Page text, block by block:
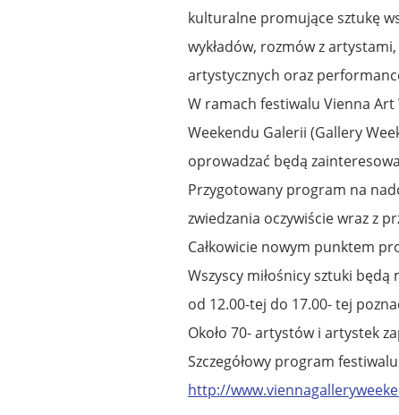
kulturalne promujące sztukę
wykładów, rozmów z
artystycznych oraz
W ramach festiwalu Vienna
Weekendu Galerii (Gallery
oprowadzać będą
Przygotowany program na
zwiedzania oczywiście wraz z
Całkowicie nowym punktem
Wszyscy miłośnicy sztuki
od 12.00-tej do 17.00- tej
Około 70- artystów i artystek
Szczegółowy program festiwalu
http://